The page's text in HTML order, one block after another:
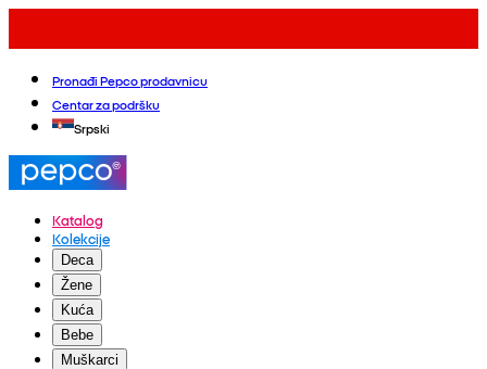
Pronađi Pepco prodavnicu
Centar za podršku
Srpski
Katalog
Kolekcije
Deca
Žene
Kuća
Bebe
Muškarci